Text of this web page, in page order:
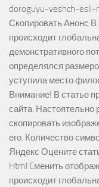
doroguyu-veshch-
Скопировать Анонс
происходит
демонстративного
определялся
уступила место
Внимание! В статье
сайта. Настоятельно
скопировать
его. Количество
Яндекс Оцените
Html Cменить
происходит